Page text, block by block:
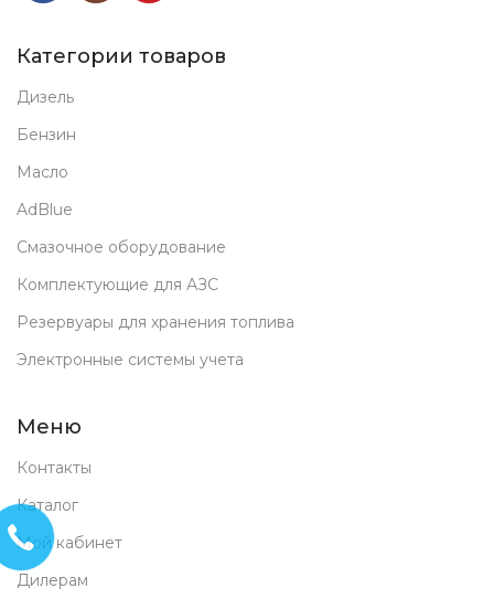
Категории товаров
Дизель
Бензин
Масло
AdBlue
Смазочное оборудование
Комплектующие для АЗС
Резервуары для хранения топлива
Электронные системы учета
Меню
Контакты
Каталог
Мой кабинет
Дилерам